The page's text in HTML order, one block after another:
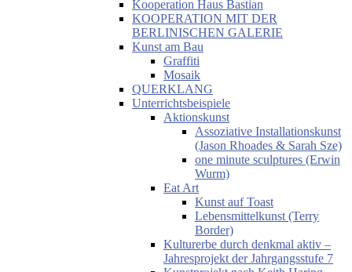
Kooperation Haus Bastian
KOOPERATION MIT DER
BERLINISCHEN GALERIE
Kunst am Bau
Graffiti
Mosaik
QUERKLANG
Unterrichtsbeispiele
Aktionskunst
Assoziative Installationskunst
(Jason Rhoades & Sarah Sze)
one minute sculptures (Erwin
Wurm)
Eat Art
Kunst auf Toast
Lebensmittelkunst (Terry
Border)
Kulturerbe durch denkmal aktiv –
Jahresprojekt der Jahrgangsstufe 7